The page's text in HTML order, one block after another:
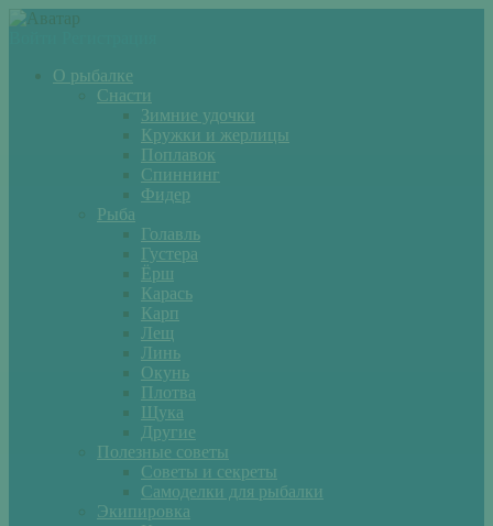
О рыбалке
Снасти
Зимние удочки
Кружки и жерлицы
Поплавок
Спиннинг
Фидер
Рыба
Голавль
Густера
Ёрш
Карась
Карп
Лещ
Линь
Окунь
Плотва
Щука
Другие
Полезные советы
Советы и секреты
Самоделки для рыбалки
Экипировка